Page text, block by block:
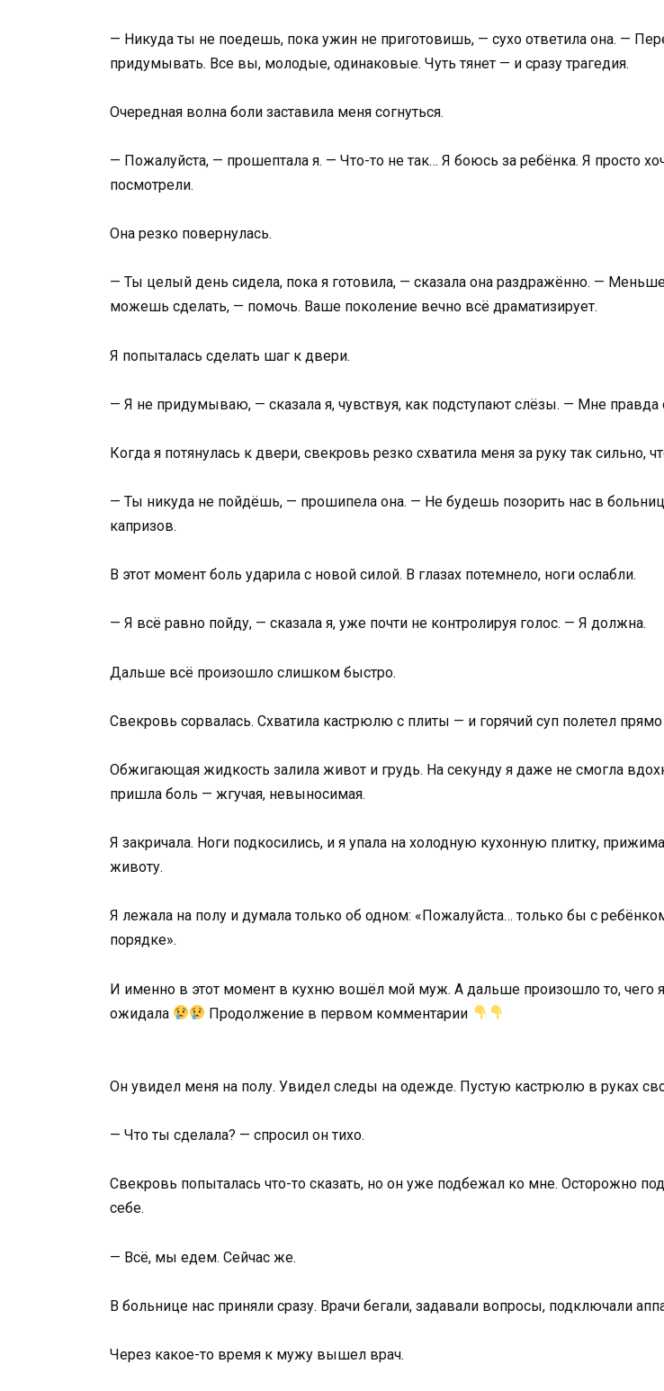
— Никуда ты не поедешь, пока ужин не приготовишь, — сухо ответила она. —
придумывать. Все вы, молодые, одинаковые. Чуть тянет — и сразу трагедия.
Очередная волна боли заставила меня согнуться.
— Пожалуйста, — прошептала я. — Что-то не так… Я боюсь за ребёнка. Я просто
посмотрели.
Она резко повернулась.
— Ты целый день сидела, пока я готовила, — сказала она раздражённо. —
можешь сделать, — помочь. Ваше поколение вечно всё драматизирует.
Я попыталась сделать шаг к двери.
— Я не придумываю, — сказала я, чувствуя, как подступают слёзы. — Мне правда
Когда я потянулась к двери, свекровь резко схватила меня за руку так сильно,
— Ты никуда не пойдёшь, — прошипела она. — Не будешь позорить нас в
капризов.
В этот момент боль ударила с новой силой. В глазах потемнело, ноги ослабли.
— Я всё равно пойду, — сказала я, уже почти не контролируя голос. — Я должна.
Дальше всё произошло слишком быстро.
Свекровь сорвалась. Схватила кастрюлю с плиты — и горячий суп полетел
Обжигающая жидкость залила живот и грудь. На секунду я даже не смогла
пришла боль — жгучая, невыносимая.
Я закричала. Ноги подкосились, и я упала на холодную кухонную плитку,
животу.
Я лежала на полу и думала только об одном: «Пожалуйста… только бы с
порядке».
И именно в этот момент в кухню вошёл мой муж. А дальше произошло то, чего
ожидала
Продолжение в первом комментарии
Он увидел меня на полу. Увидел следы на одежде. Пустую кастрюлю в руках
— Что ты сделала? — спросил он тихо.
Свекровь попыталась что-то сказать, но он уже подбежал ко мне. Осторожно
себе.
— Всё, мы едем. Сейчас же.
В больнице нас приняли сразу. Врачи бегали, задавали вопросы, подключали
Через какое-то время к мужу вышел врач.